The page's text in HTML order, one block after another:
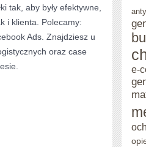
MOBILNE
COMMERCE
tak, aby były efektywne,
i klienta. Polecamy:
Ads. Znajdziesz u
oraz case
e-